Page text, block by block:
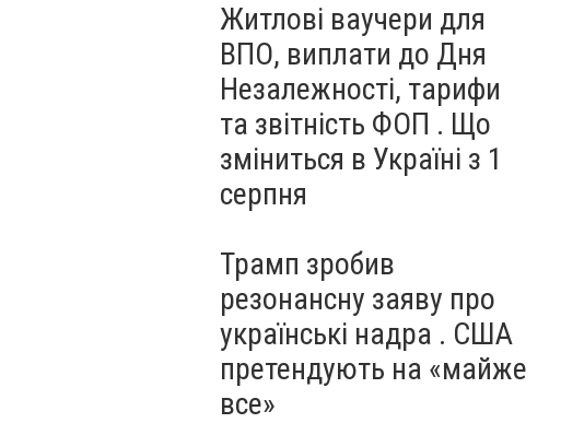
Житлові ваучери для
ВПО, виплати до Дня
Незалежності, тарифи
та звітність ФОП . Що
зміниться в Україні з 1
серпня
Трамп зробив
резонансну заяву про
українські надра . США
претендують на «майже
все»